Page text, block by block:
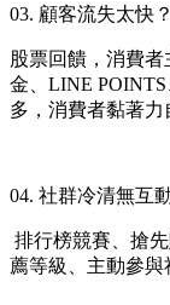
03. 顧客流失太快？
股票回饋，消費
金、LINE
多，消費者黏著力
04. 社群冷清無互
排行榜競賽、搶
薦等級、主動參與